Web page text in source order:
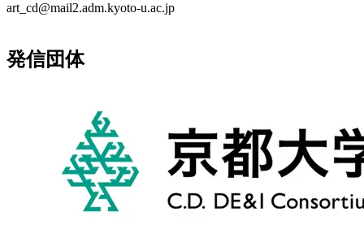
art_cd@mail2.adm.kyoto-u.ac.jp
発信団体